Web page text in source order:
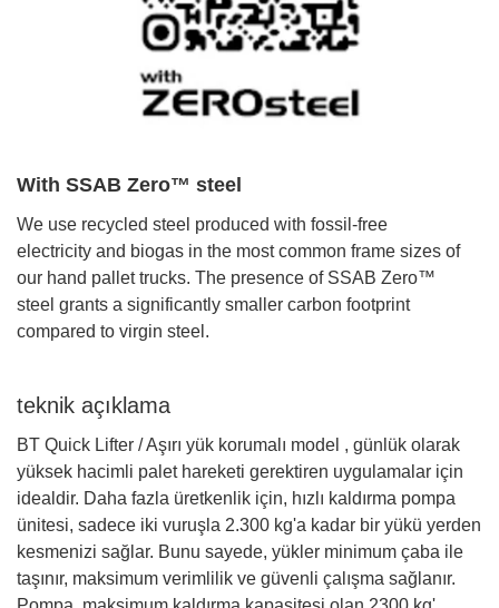
With SSAB Zero™ steel
We use recycled steel produced with fossil-free
electricity and biogas in the most common frame sizes of
our hand pallet trucks. The presence of SSAB Zero™
steel grants a significantly smaller carbon footprint
compared to virgin steel.
teknik açıklama
BT Quick Lifter / Aşırı yük korumalı model , günlük olarak
yüksek hacimli palet hareketi gerektiren uygulamalar için
idealdir. Daha fazla üretkenlik için, hızlı kaldırma pompa
ünitesi, sadece iki vuruşla 2.300 kg'a kadar bir yükü yerden
kesmenizi sağlar. Bunu sayede, yükler minimum çaba ile
taşınır, maksimum verimlilik ve güvenli çalışma sağlanır.